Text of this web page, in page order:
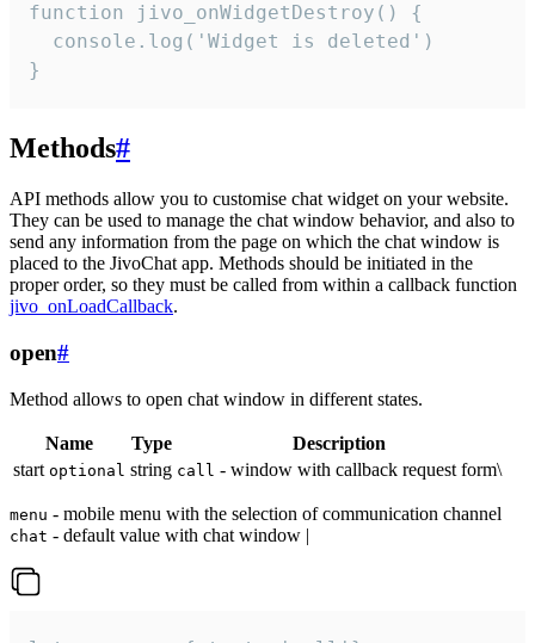
function jivo_onWidgetDestroy() {
  console.log('Widget is deleted')
}
Methods#
API methods allow you to customise chat widget on your website.
They can be used to manage the chat window behavior, and also to
send any information from the page on which the chat window is
placed to the JivoChat app. Methods should be initiated in the
proper order, so they must be called from within a callback function
jivo_onLoadCallback.
open#
Method allows to open chat window in different states.
Name Type
Description
start optional string call - window with callback request form\
menu - mobile menu with the selection of communication channel
chat - default value with chat window |